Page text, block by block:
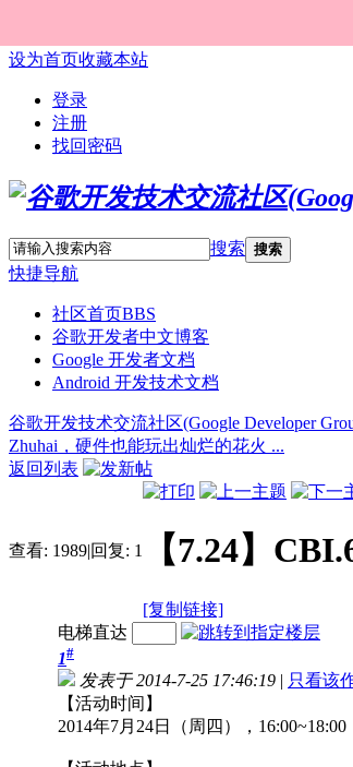
设为首页收藏本站
登录
注册
找回密码
搜索 搜索
快捷导航
社区首页BBS
谷歌开发者中文博客
Google 开发者文档
Android 开发技术文档
谷歌开发技术交流社区(Google Developer
Zhuhai，硬件也能玩出灿烂的花火 ...
返回列表
查看: 1989|回复: 1 【7.24】
[复制链接]
电梯直达
1#
发表于 2014-7-25 17:46:19 | 只看该
【活动时间】
2014年7月24日（周四），16:00~18:00